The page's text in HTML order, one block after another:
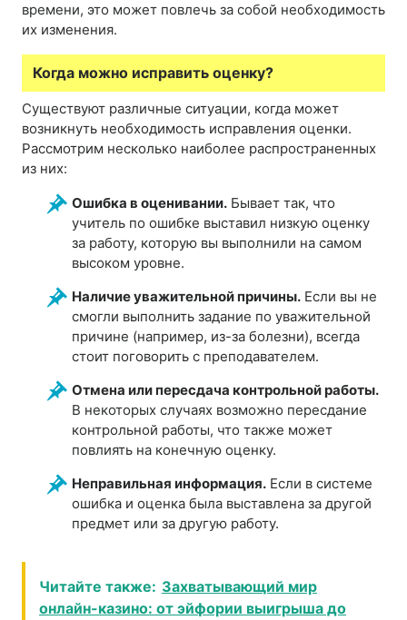
времени, это может повлечь за собой необходимость
их изменения.
Когда можно исправить оценку?
Существуют различные ситуации, когда может
возникнуть необходимость исправления оценки.
Рассмотрим несколько наиболее распространенных
из них:
Ошибка в оценивании. Бывает так, что
учитель по ошибке выставил низкую оценку
за работу, которую вы выполнили на самом
высоком уровне.
Наличие уважительной причины. Если вы не
смогли выполнить задание по уважительной
причине (например, из-за болезни), всегда
стоит поговорить с преподавателем.
Отмена или пересдача контрольной работы.
В некоторых случаях возможно пересдание
контрольной работы, что также может
повлиять на конечную оценку.
Неправильная информация. Если в системе
ошибка и оценка была выставлена за другой
предмет или за другую работу.
Читайте также: Захватывающий мир
онлайн-казино: от эйфории выигрыша до